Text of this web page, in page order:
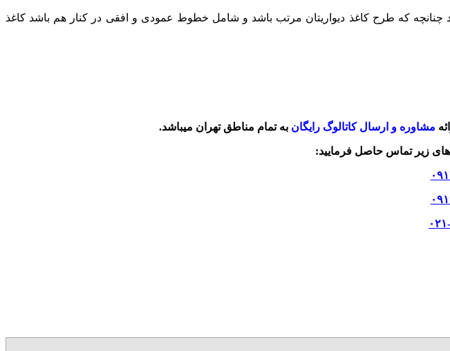
که طرح کاغذ دیواریتان مرتب باشد و شامل خطوط عمودی و افقی در کنار هم باشد کاغذ
مشاوره و ارسال کاتالوگ رایگان به تمام مناطق تهران میباشد.
زیر تماس حاصل فرمایید: